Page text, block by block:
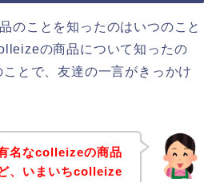
のことを知ったのはいつのこと
の商品について知ったの
とで、友達の一言がきっかけ
名なcolleizeの商品
、いまいちcolleize